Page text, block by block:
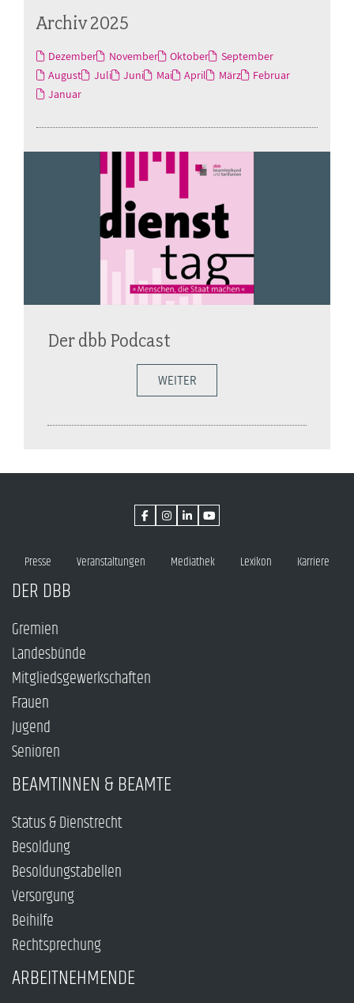
Archiv 2025
Dezember November Oktober
September
August
Juli Juni Mai April März
Februar
Januar
Der dbb Podcast
WEITER
Presse Veranstaltungen Mediathek Lexikon Karriere
DER DBB
Gremien
Landesbünde
Mitgliedsgewerkschaften
Frauen
Jugend
Senioren
BEAMTINNEN & BEAMTE
Status & Dienstrecht
Besoldung
Besoldungstabellen
Versorgung
Beihilfe
Rechtsprechung
ARBEITNEHMENDE